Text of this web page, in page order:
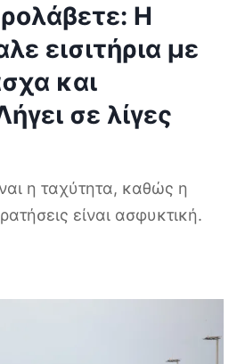
Η
εισιτήρια με
και
σε λίγες
η ταχύτητα, καθώς η
είναι ασφυκτική.